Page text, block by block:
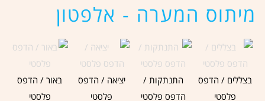
מיתוס המערה - אלפטון
בצללים / הדפס
פלסטי
התנתקות /
הדפס פלסטי
יציאה / הדפס
פלסטי
באור / הדפס
פלסטי